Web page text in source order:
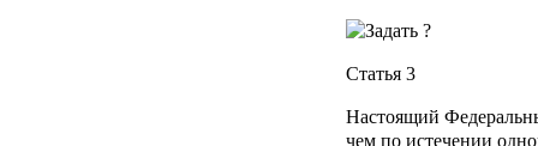
Статья 3
Настоящий
чем по истечении